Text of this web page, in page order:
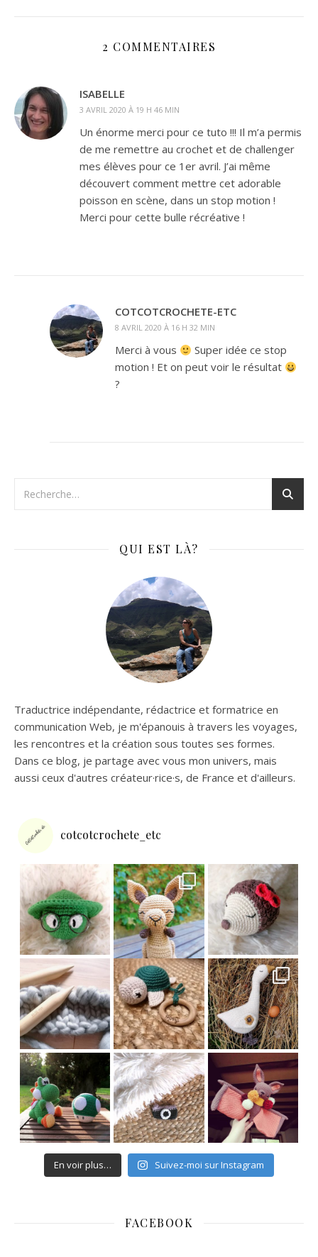
2 COMMENTAIRES
ISABELLE
3 AVRIL 2020 À 19 H 46 MIN
Un énorme merci pour ce tuto !!! Il m’a permis
de me remettre au crochet et de challenger
mes élèves pour ce 1er avril. J’ai même
découvert comment mettre cet adorable
poisson en scène, dans un stop motion !
Merci pour cette bulle récréative !
COTCOTCROCHETE-ETC
8 AVRIL 2020 À 16 H 32 MIN
Merci à vous
Super idée ce stop
motion ! Et on peut voir le résultat
?
QUI EST LÀ?
Traductrice indépendante, rédactrice et formatrice en
communication Web, je m'épanouis à travers les voyages,
les rencontres et la création sous toutes ses formes.
Dans ce blog, je partage avec vous mon univers, mais
aussi ceux d'autres créateur·rice·s, de France et d'ailleurs.
cotcotcrochete_etc
En voir plus… Suivez-moi sur Instagram
FACEBOOK